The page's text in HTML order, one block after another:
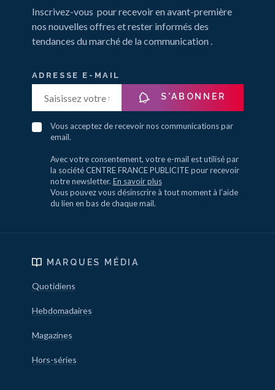
Inscrivez-vous pour recevoir en avant-première
nos nouvelles offres et rester informés des
tendances du marché de la communication .
ADRESSE E-MAIL
S'ABONNER
Vous acceptez de recevoir nos communications par
email.
Avec votre consentement, votre e-mail est utilisé par
la société CENTRE FRANCE PUBLICITE pour recevoir
notre newsletter. En savoir plus
Vous pouvez vous désinscrire à tout moment à l’aide
du lien en bas de chaque mail.
MARQUES MÉDIA
Quotidiens
Hebdomadaires
Magazines
Hors-séries